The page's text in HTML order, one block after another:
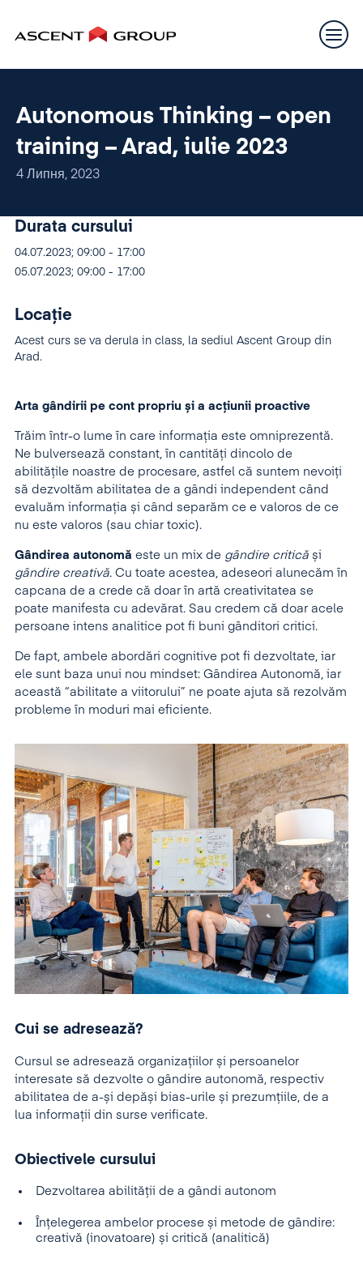
Autonomous Thinking – open
training – Arad, iulie 2023
4 Липня, 2023
Durata cursului
04.07.2023; 09:00 - 17:00
05.07.2023; 09:00 - 17:00
Locație
Acest curs se va derula in class, la sediul Ascent Group din
Arad.
Arta gândirii pe cont propriu și a acțiunii proactive
Trăim într-o lume în care informația este omniprezentă.
Ne bulversează constant, în cantități dincolo de
abilitățile noastre de procesare, astfel că suntem nevoiți
să dezvoltăm abilitatea de a gândi independent când
evaluăm informația și când separăm ce e valoros de ce
nu este valoros (sau chiar toxic).
Gândirea autonomă este un mix de gândire critică și
gândire creativă. Cu toate acestea, adeseori alunecăm în
capcana de a crede că doar în artă creativitatea se
poate manifesta cu adevărat. Sau credem că doar acele
persoane intens analitice pot fi buni gânditori critici.
De fapt, ambele abordări cognitive pot fi dezvoltate, iar
ele sunt baza unui nou mindset: Gândirea Autonomă, iar
această “abilitate a viitorului” ne poate ajuta să rezolvăm
probleme în moduri mai eficiente.
Cui se adresează?
Cursul se adresează organizațiilor și persoanelor
interesate să dezvolte o gândire autonomă, respectiv
abilitatea de a-și depăși bias-urile și prezumțiile, de a
lua informații din surse verificate.
Obiectivele cursului
Dezvoltarea abilității de a gândi autonom
Înțelegerea ambelor procese și metode de gândire:
creativă (inovatoare) și critică (analitică)